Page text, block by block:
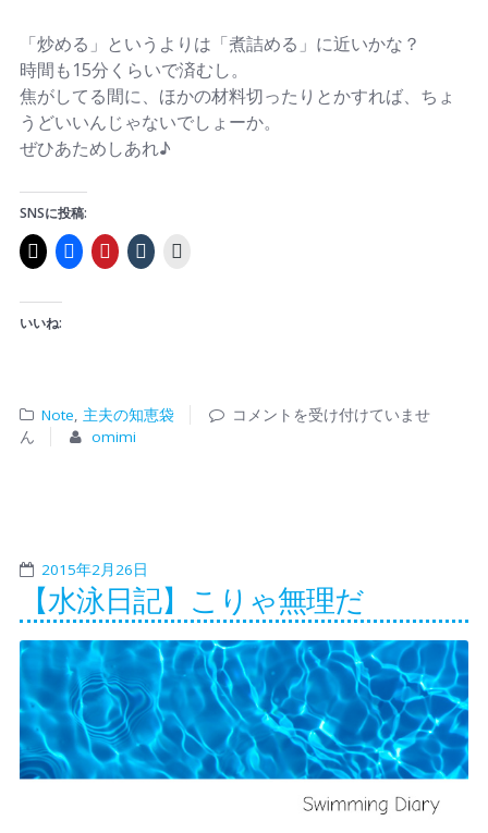
「炒める」というよりは「煮詰める」に近いかな？
時間も15分くらいで済むし。
焦がしてる間に、ほかの材料切ったりとかすれば、ちょ
うどいいんじゃないでしょーか。
ぜひあためしあれ♪
SNSに投稿:
いいね:
Note, 主夫の知恵袋
コメントを受け付けていませ
ん
omimi
2015年2月26日
【水泳日記】こりゃ無理だ